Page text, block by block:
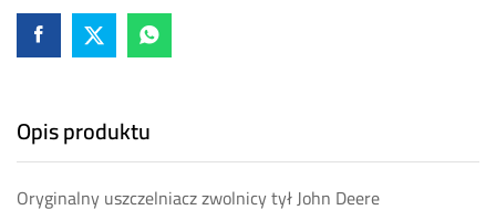
Opis produktu
Oryginalny uszczelniacz zwolnicy tył John Deere